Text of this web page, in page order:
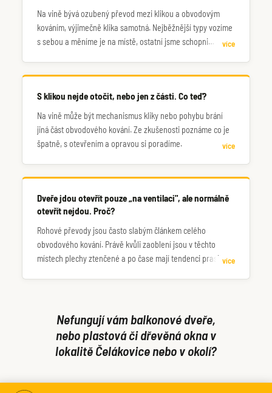
Na vině bývá ozubený převod mezi klikou a obvodovým
kováním, výjimečně klika samotná. Nejběžnější typy vozíme
s sebou a měníme je na místě, ostatní jsme schopni
více
S klikou nejde otočit, nebo jen z části. Co teď?
Na vině může být mechanismus kliky nebo pohybu brání
jiná část obvodového kování. Ze zkušenosti poznáme co je
špatně, s otevřením a opravou si poradíme.
více
Dveře jdou otevřít pouze „na ventilaci", ale normálně
otevřít nejdou. Proč?
Rohové převody jsou často slabým článkem celého
obvodového kování. Právě kvůli zaoblení jsou v těchto
místech plechy ztenčené a po čase mají tendenci praskat.více
Nefungují vám balkonové dveře,
nebo plastová či dřevěná okna v
lokalitě Čelákovice nebo v okolí?